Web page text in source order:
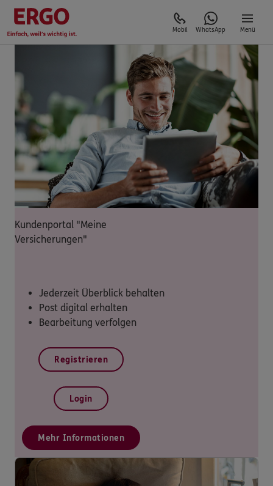
Mobil WhatsApp Menü
Kundenportal "Meine
Versicherungen"
Jederzeit Überblick behalten
Post digital erhalten
Bearbeitung verfolgen
Registrieren
Login
Mehr Informationen